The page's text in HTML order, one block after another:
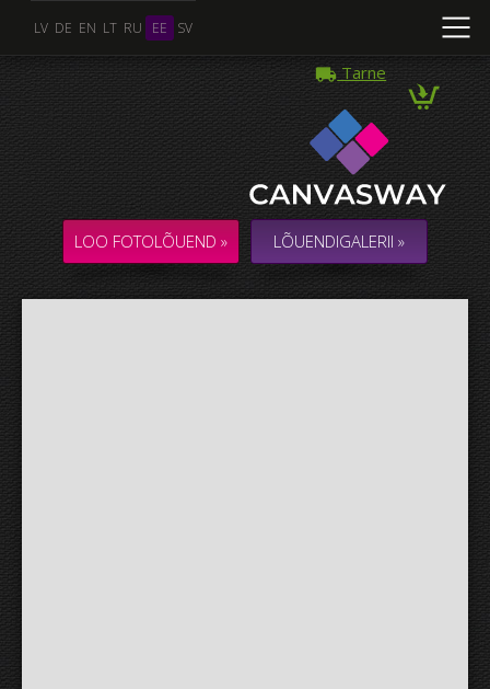
LV DE EN LT RU EE SV
Tarne
LOO FOTOLÕUEND » LÕUENDIGALERII »
Mitu Foto
KOLLAAŽ / KOMPOSITSIOON mitmest Fotost